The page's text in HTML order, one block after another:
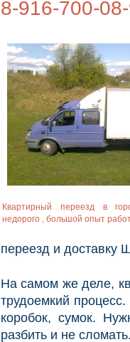
8-916-700-
Квартирный переезд в
недорого , большой опыт
переезд и доставку
На самом же деле,
трудоемкий
коробок, сумок.
разбить и не